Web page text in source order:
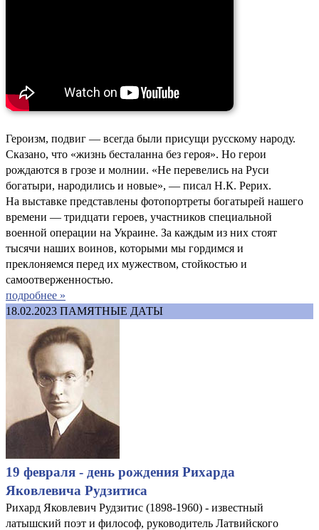
Героизм, подвиг — всегда были присущи русскому народу.
Сказано, что «жизнь бесталанна без героя». Но герои
рождаются в грозе и молнии. «Не перевелись на Руси
богатыри, народились и новые», — писал Н.К. Рерих.
На выставке представлены фотопортреты богатырей нашего
времени — тридцати героев, участников специальной
военной операции на Украине. За каждым из них стоят
тысячи наших воинов, которыми мы гордимся и
преклоняемся перед их мужеством, стойкостью и
самоотверженностью.
подробнее »
18.02.2023 ПАМЯТНЫЕ ДАТЫ
19 февраля - день рождения Рихарда
Яковлевича Рудзитиса
Рихард Яковлевич Рудзитис (1898-1960) - известный
латышский поэт и философ, руководитель Латвийского